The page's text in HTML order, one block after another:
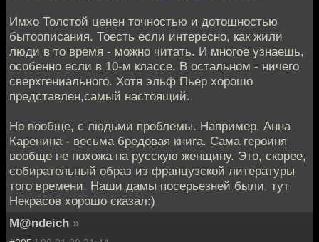
Имхо Толстой ценен точностью и дотошностью
бытоописания. Тоесть если интересно, как жили
люди в то время - можно читать. И многое узнаешь,
особенно если в 10-м классе. В остальном - ничего
сверхгениального. Хотя эльф Пьер хорошо
представлен,самый настоящий.
Но вообще, с людьми проблемы. Например, Анна
Каренина - весьма бредовая книга. Сама героиня
вообще не похожа на русскую женщину. Это, скорее,
собирательный образ из французской литературы
того времени. Наши дамы посерьезней были, тут
Некрасов хорошо сказал:)
M@ndeich »